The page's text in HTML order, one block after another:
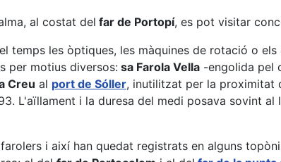
al costat del far de Portopí, es pot visitar
les òptiques, les màquines de rotació o
per motius diversos: sa Farola Vella -engolida pel
Creu al port de Sóller, inutilitzat per la proximitat
L'aïllament i la duresa del medi posava sovint al
i així han quedat registrats en alguns